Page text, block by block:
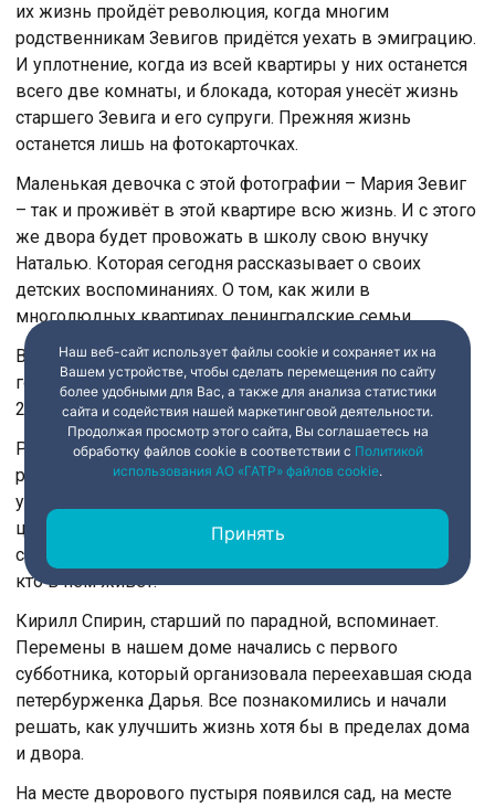
их жизнь пройдёт революция, когда многим
родственникам Зевигов придётся уехать в эмиграцию.
И уплотнение, когда из всей квартиры у них останется
всего две комнаты, и блокада, которая унесёт жизнь
старшего Зевига и его супруги. Прежняя жизнь
останется лишь на фотокарточках.
Маленькая девочка с этой фотографии – Мария Зевиг
– так и проживёт в этой квартире всю жизнь. И с этого
же двора будет провожать в школу свою внучку
Наталью. Которая сегодня рассказывает о своих
детских воспоминаниях. О том, как жили в
многолюдных квартирах ленинградские семьи.
Вот так переплетается жизнь дома, его жильцов,
города и целой страны. История продолжается. Уже в
21 веке.
Ремонт в одной из парадных. Казалось бы,
регламентные работы, которые выполняет
управляющая компания. Но с одним нюансом. Новый
цвет стен жильцы выбирали сообща. Такова страница
современной истории, когда судьба дома в руках тех,
кто в нём живёт.
Кирилл Спирин, старший по парадной, вспоминает.
Перемены в нашем доме начались с первого
субботника, который организовала переехавшая сюда
петербурженка Дарья. Все познакомились и начали
решать, как улучшить жизнь хотя бы в пределах дома
и двора.
На месте дворового пустыря появился сад, на месте
Наш веб-сайт использует файлы cookie и сохраняет их на
Вашем устройстве, чтобы сделать перемещения по сайту
более удобными для Вас, а также для анализа статистики
сайта и содействия нашей маркетинговой деятельности.
Продолжая просмотр этого сайта, Вы соглашаетесь на
обработку файлов cookie в соответствии с Политикой
использования АО «ГАТР» файлов cookie.
Принять